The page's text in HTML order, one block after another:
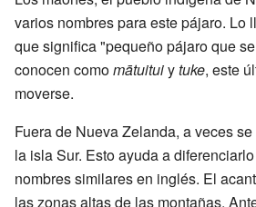
varios nombres para este pájaro. Lo
que significa "pequeño pájaro que
conocen comomātuituiytuke, este
moverse.
Fuera de Nueva Zelanda, a veces
la isla Sur. Esto ayuda a
nombres similares en inglés. El
las zonas altas de las montañas.